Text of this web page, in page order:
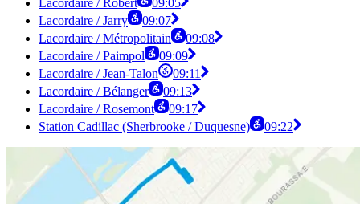
Lacordaire / Robert
09:05
Lacordaire / Jarry
09:07
Lacordaire / Métropolitain
09:08
Lacordaire / Paimpol
09:09
Lacordaire / Jean-Talon
09:11
Lacordaire / Bélanger
09:13
Lacordaire / Rosemont
09:17
Station Cadillac (Sherbrooke / Duquesne)
09:22